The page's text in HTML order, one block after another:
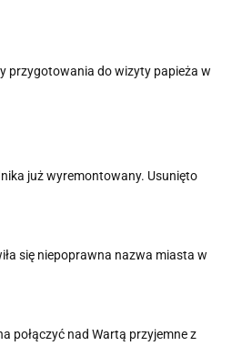
przygotowania do wizyty papieża w
już wyremontowany. Usunięto
się niepoprawna nazwa miasta w
połączyć nad Wartą przyjemne z